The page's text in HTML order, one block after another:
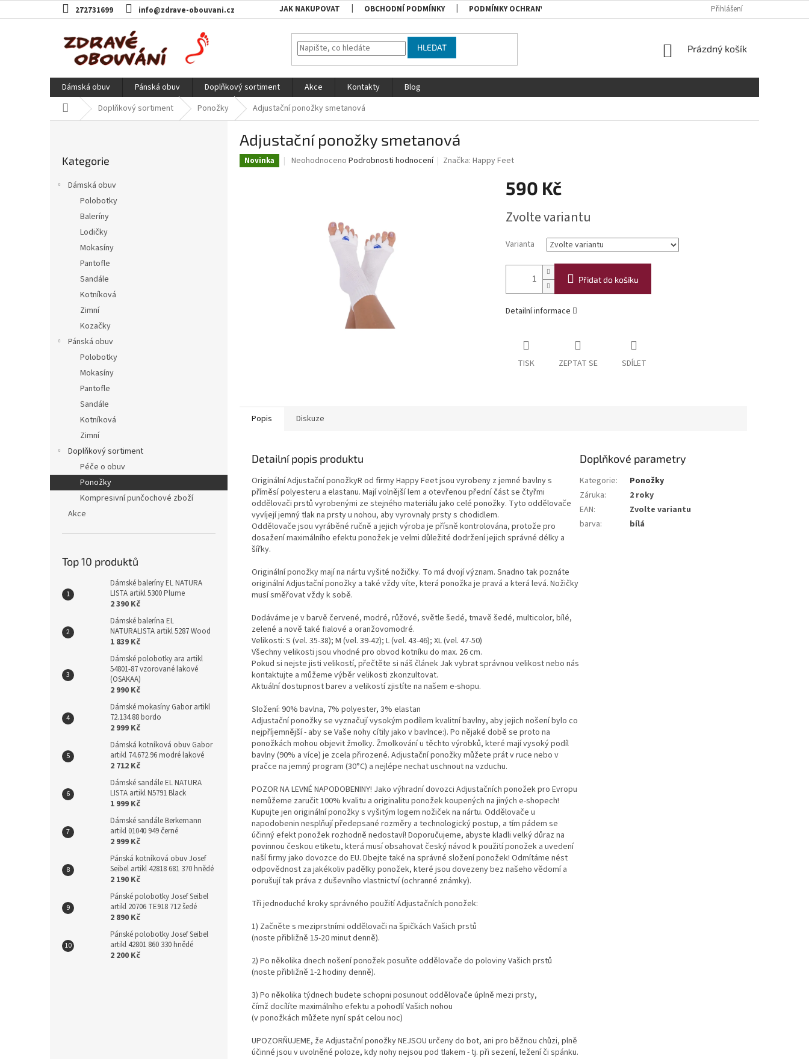
na
272731699 info@zdrave-obouvani.cz JAK NAKUPOVAT OBCHODNÍ PODMÍNKY PODMÍNKY OCHRANY OSOBNÍCH ÚDAJŮ RADY A DOPORUČENÍ TABULKA
Přihlášení
HLEDAT
NÁKUPNÍ
Prázdný košík
Dámská obuv Pánská obuv Doplňkový sortiment Akce Kontakty
Blog
Domů Doplňkový sortiment Ponožky Adjustační ponožky smetanová
kategorie
Kategorie
Dámská obuv
Polobotky
Baleríny
Lodičky
Mokasíny
Pantofle
Sandále
Kotníková
Zimní
Kozačky
Pánská obuv
Polobotky
Mokasíny
Pantofle
Sandále
Kotníková
Zimní
Doplňkový sortiment
Péče o obuv
Ponožky
Kompresivní punčochové zboží
Akce
Top 10 produktů
Dámské baleríny EL NATURA
LISTA artikl 5300 Plume
2 390 Kč
Dámské balerína EL
NATURALISTA artikl 5287 Wood
1 839 Kč
Dámské polobotky ara artikl
54801-87 vzorované lakové
(OSAKAA)
2 990 Kč
Dámské mokasíny Gabor artikl
72.134.88 bordo
2 999 Kč
Dámská kotníková obuv Gabor
artikl 74.672.96 modré lakové
2 712 Kč
Dámské sandále EL NATURA
LISTA artikl N5791 Black
1 999 Kč
Dámské sandále Berkemann
artikl 01040 949 černé
2 999 Kč
Pánská kotníková obuv Josef
Seibel artikl 42818 681 370 hnědé
2 190 Kč
Pánské polobotky Josef Seibel
artikl 20706 TE918 712 šedé
2 890 Kč
Pánské polobotky Josef Seibel
artikl 42801 860 330 hnědé
2 200 Kč
Adjustační ponožky smetanová
Novinka
Průměrné
hvězdiček.
Neohodnoceno Podrobnosti hodnocení Značka:Happy Feet
590 Kč
cena:
Zvolte variantu
Varianta
Přidat do košíku
Detailní informace
TISK ZEPTAT SE SDÍLET
Popis Diskuze
Detailní popis produktu
Originální Adjustační ponožkyR od firmy Happy Feet jsou vyrobeny z jemné bavlny s
příměsí polyesteru a elastanu. Mají volnější lem a otevřenou přední část se čtyřmi
oddělovači prstů vyrobenými ze stejného materiálu jako celé ponožky. Tyto oddělovače
vyvíjejí jemný tlak na prsty u nohou, aby vyrovnaly prsty s chodidlem.
Oddělovače jsou vyráběné ručně a jejich výroba je přísně kontrolována, protože pro
dosažení maximálního efektu ponožek je velmi důležité dodržení jejich správné délky a
šířky.
Originální ponožky mají na nártu vyšité nožičky. To má dvojí význam. Snadno tak poznáte
originální Adjustační ponožky a také vždy víte, která ponožka je pravá a která levá. Nožičky
musí směřovat vždy k sobě.
Dodáváme je v barvě červené, modré, růžové, světle šedé, tmavě šedé, multicolor, bílé,
zelené a nově také fialové a oranžovomodré.
Velikosti: S (vel. 35-38); M (vel. 39-42); L (vel. 43-46); XL (vel. 47-50)
Všechny velikosti jsou vhodné pro obvod kotníku do max. 26 cm.
Pokud si nejste jisti velikostí, přečtěte si náš článek Jak vybrat správnou velikost nebo nás
kontaktujte a můžeme výběr velikosti zkonzultovat.
Aktuální dostupnost barev a velikostí zjistíte na našem e-shopu.
Složení: 90% bavlna, 7% polyester, 3% elastan
Adjustační ponožky se vyznačují vysokým podílem kvalitní bavlny, aby jejich nošení bylo co
nejpříjemnější - aby se Vaše nohy cítily jako v bavlnce:). Po nějaké době se proto na
ponožkách mohou objevit žmolky. Žmolkování u těchto výrobků, které mají vysoký podíl
bavlny (90% a více) je zcela přirozené. Adjustační ponožky můžete prát v ruce nebo v
pračce na jemný program (30°C) a nejlépe nechat uschnout na vzduchu.
POZOR NA LEVNÉ NAPODOBENINY! Jako výhradní dovozci Adjustačních ponožek pro Evropu
nemůžeme zaručit 100% kvalitu a originalitu ponožek koupených na jiných e-shopech!
Kupujte jen originální ponožky s vyšitým logem nožiček na nártu. Oddělovače u
napodobenin nesplňují předepsané rozměry a technologický postup, a tím pádem se
účinný efekt ponožek rozhodně nedostaví! Doporučujeme, abyste kladli velký důraz na
povinnou českou etiketu, která musí obsahovat český návod k použití ponožek a uvedení
naší firmy jako dovozce do EU. Dbejte také na správné složení ponožek! Odmítáme nést
odpovědnost za jakékoliv padělky ponožek, které jsou dovezeny bez našeho vědomí a
porušují tak práva z duševního vlastnictví (ochranné známky).
Tři jednoduché kroky správného použití Adjustačních ponožek:
1) Začněte s meziprstními oddělovači na špičkách Vašich prstů
(noste přibližně 15-20 minut denně).
2) Po několika dnech nošení ponožek posuňte oddělovače do poloviny Vašich prstů
(noste přibližně 1-2 hodiny denně).
3) Po několika týdnech budete schopni posunout oddělovače úplně mezi prsty,
čímž docílíte maximálního efektu a pohodlí Vašich nohou
(v ponožkách můžete nyní spát celou noc)
UPOZORŇUJEME, že Adjustační ponožky NEJSOU určeny do bot, ani pro běžnou chůzi, plně
účinné jsou v uvolněné poloze, kdy nohy nejsou pod tlakem - tj. při sezení, ležení či spánku.
Doplňkové parametry
Kategorie:
Ponožky
Záruka:
2 roky
EAN:
Zvolte variantu
barva: bílá